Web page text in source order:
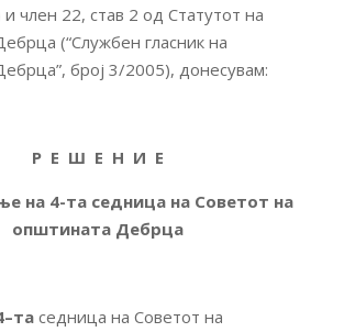
член 22, став 2 од Статутот на
(“Службен гласник на
број 3/2005), донесувам:
Р Е Ш Е Н И Е
на 4-та седница на Советот на
општината Дебрца
–таседница на Советот на